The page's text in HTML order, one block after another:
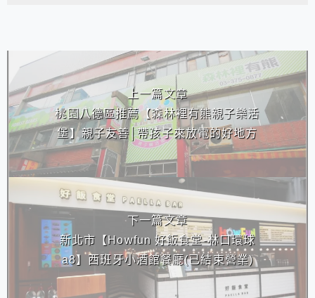
相連文章
上一篇文章
桃園八德區推薦【森林裡有熊親子樂活
堡】親子友善│帶孩子來放電的好地方
下一篇文章
新北市【Howfun 好飯食堂-林口環球
a8】西班牙小酒館餐廳(已結束營業)